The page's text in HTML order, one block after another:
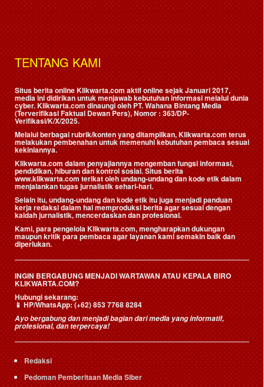
TENTANG KAMI
Situs berita online Klikwarta.com aktif online sejak Januari 2017,
media ini didirikan untuk menjawab kebutuhan informasi melalui dunia
cyber. Klikwarta.com dinaungi oleh PT. Wahana Bintang Media
(Terverifikasi Faktual Dewan Pers), Nomor : 363/DP-
Verifikasi/K/X/2025.
Melalui berbagai rubrik/konten yang ditampilkan, Klikwarta.com terus
melakukan pembenahan untuk memenuhi kebutuhan pembaca sesuai
kekiniannya.
Klikwarta.com dalam penyajiannya mengemban fungsi informasi,
pendidikan, hiburan dan kontrol sosial. Situs berita
www.klikwarta.com terikat oleh undang-undang dan kode etik dalam
menjalankan tugas jurnalistik sehari-hari.
Selain itu, undang-undang dan kode etik itu juga menjadi panduan
kerja redaksi dalam hal memproduksi berita agar sesuai dengan
kaidah jurnalistik, mencerdaskan dan profesional.
Kami, para pengelola Klikwarta.com, mengharapkan dukungan
maupun kritik para pembaca agar layanan kami semakin baik dan
diperlukan.
INGIN BERGABUNG MENJADI WARTAWAN ATAU KEPALA BIRO
KLIKWARTA.COM?
Hubungi sekarang:
📱HP/WhatsApp:(+62) 853 7768 8284
Ayo bergabung dan menjadi bagian dari media yang informatif,
profesional, dan terpercaya!
Redaksi
Pedoman Pemberitaan Media Siber